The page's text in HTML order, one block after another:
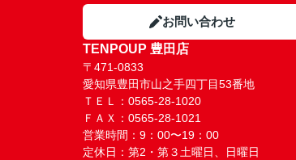
お問い合わせ
TENPOUP 豊田店
〒471-0833
愛知県豊田市山之手四丁目53番地
ＴＥＬ：0565-28-1020
ＦＡＸ：0565-28-1021
営業時間：9：00〜19：00
定休日：第2・第３土曜日、日曜日